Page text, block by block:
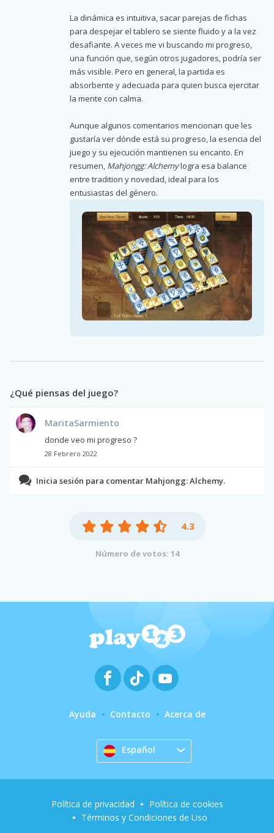
La dinámica es intuitiva, sacar parejas de fichas
para despejar el tablero se siente fluido y a la vez
desafiante. A veces me vi buscando mi progreso,
una función que, según otros jugadores, podría ser
más visible. Pero en general, la partida es
absorbente y adecuada para quien busca ejercitar
la mente con calma.
Aunque algunos comentarios mencionan que les
gustaría ver dónde está su progreso, la esencia del
juego y su ejecución mantienen su encanto. En
resumen, Mahjongg: Alchemylogra esa balance
entre tradition y novedad, ideal para los
entusiastas del género.
¿Qué piensas del juego?
MaritaSarmiento
donde veo mi progreso ?
28 Febrero 2022
Inicia sesión para comentar Mahjongg: Alchemy.
4.3
Número de votos: 14
Ayuda Contacto Acerca de
Español
Política de privacidad
Política de cookies
Términos y Condiciones de Uso